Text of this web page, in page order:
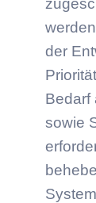
der
Bedarf
sowie